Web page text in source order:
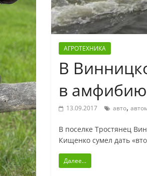
АГРОТЕХНИКА
В
в
13.09.2017 авто,
В поселке Тростянец
Кищенко сумел дать
Далее...